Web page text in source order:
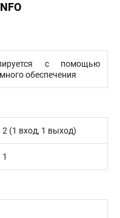
с помощью
обеспечения
2 (1 вход, 1 выход)
1